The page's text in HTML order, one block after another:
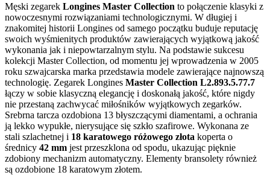
Męski zegarek Longines Master Collection to połączenie klasyki z
nowoczesnymi rozwiązaniami technologicznymi. W długiej i
znakomitej historii Longines od samego początku buduje reputację
swoich wyśmienitych produktów zawierających wyjątkową jakość
wykonania jak i niepowtarzalnym stylu. Na podstawie sukcesu
kolekcji Master Collection, od momentu jej wprowadzenia w 2005
roku szwajcarska marka przedstawia modele zawierające najnowszą
technologię. Zegarek Longines Master Collection L2.893.5.77.7
łączy w sobie klasyczną elegancję i doskonałą jakość, które nigdy
nie przestaną zachwycać miłośników wyjątkowych zegarków.
Srebrna tarcza ozdobiona 13 błyszczącymi diamentami, a ochrania
ją lekko wypukłe, nierysujące się szkło szafirowe. Wykonana ze
stali szlachetnej i 18 karatowego różowego złota koperta o
średnicy 42 mm jest przeszklona od spodu, ukazując pięknie
zdobiony mechanizm automatyczny. Elementy bransolety również
są ozdobione 18 karatowym złotem.